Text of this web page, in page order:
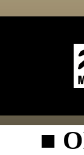
■